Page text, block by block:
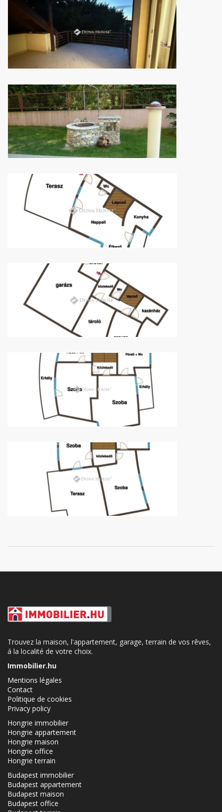
Trouvez la maison, l'appartement, garage, terrain de vos rêves,
á la localité de votre choix.
Immobilier.hu
Mentions légales
Contact
Politique de cookies
Privacy policy
Hongrie immobilier
Hongrie appartement
Hongrie maison
Hongrie office
Hongrie terrain
Budapest immobilier
Budapest appartement
Budapest maison
Budapest office